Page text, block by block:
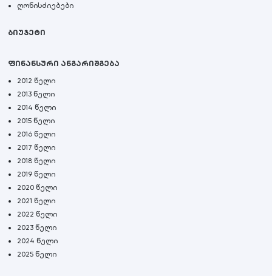
ღონისძიებები
ბიუჯეტი
ფინანსური ანგარიშგება
2012 წელი
2013 წელი
2014 წელი
2015 წელი
2016 წელი
2017 წელი
2018 წელი
2019 წელი
2020 წელი
2021 წელი
2022 წელი
2023 წელი
2024 წელი
2025 წელი